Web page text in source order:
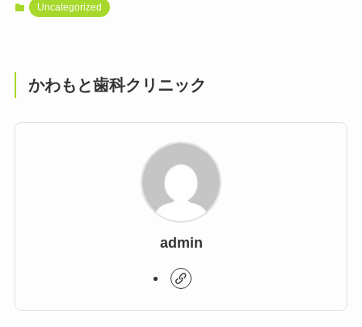
Uncategorized
かわもと歯科クリニック
admin